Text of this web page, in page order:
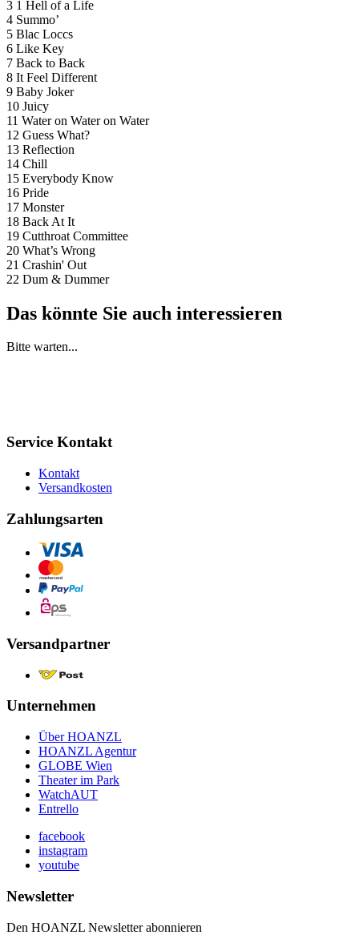
3 1 Hell of a Life
4 Summo’
5 Blac Loccs
6 Like Key
7 Back to Back
8 It Feel Different
9 Baby Joker
10 Juicy
11 Water on Water on Water
12 Guess What?
13 Reflection
14 Chill
15 Everybody Know
16 Pride
17 Monster
18 Back At It
19 Cutthroat Committee
20 What’s Wrong
21 Crashin' Out
22 Dum & Dummer
Das könnte Sie auch interessieren
Bitte warten...
Service Kontakt
Kontakt
Versandkosten
Zahlungsarten
Versandpartner
Unternehmen
Über HOANZL
HOANZL Agentur
GLOBE Wien
Theater im Park
WatchAUT
Entrello
facebook
instagram
youtube
Newsletter
Den HOANZL Newsletter abonnieren